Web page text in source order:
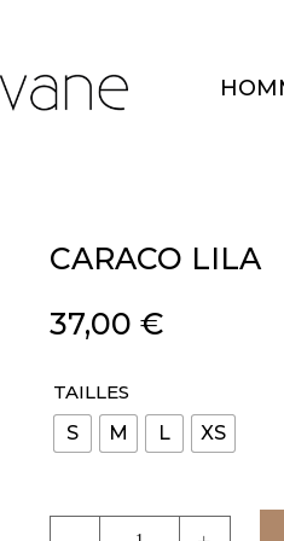
CARACO LILA
37,00 €
TAILLES
S
M L XS
quantité